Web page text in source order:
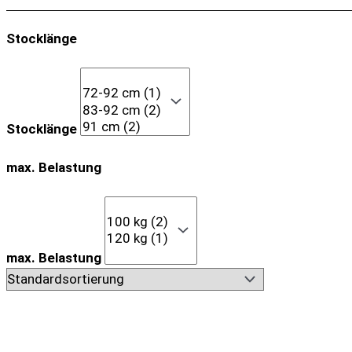
Stocklänge
Stocklänge
max. Belastung
max. Belastung